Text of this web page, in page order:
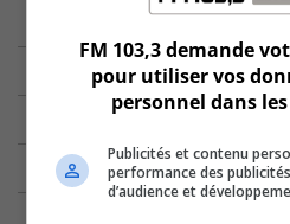
FM 103,3 demande
pour utiliser vos
personnel dans
Publicités et contenu
performance des
d’audience et